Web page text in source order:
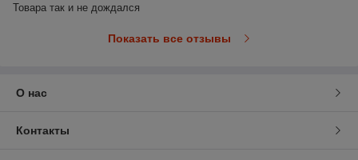
Товара так и не дождался
Показать все отзывы
О нас
Контакты